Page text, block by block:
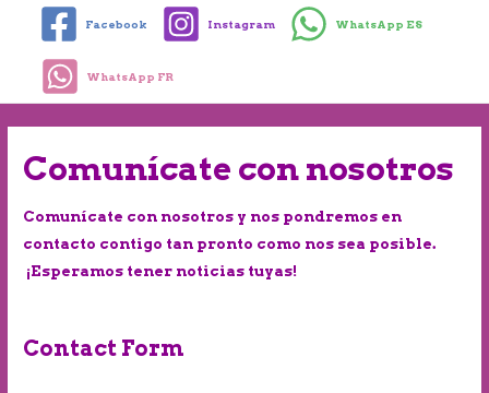
Facebook Instagram WhatsApp ES
WhatsApp FR
Comunícate con nosotros
Comunícate con nosotros y nos pondremos en
contacto contigo tan pronto como nos sea posible.
¡Esperamos tener noticias tuyas!
Contact Form